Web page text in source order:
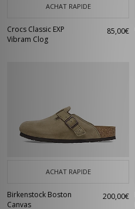
ACHAT RAPIDE
Crocs Classic EXP
Vibram Clog
85,00€
ACHAT RAPIDE
Birkenstock Boston
Canvas
200,00€